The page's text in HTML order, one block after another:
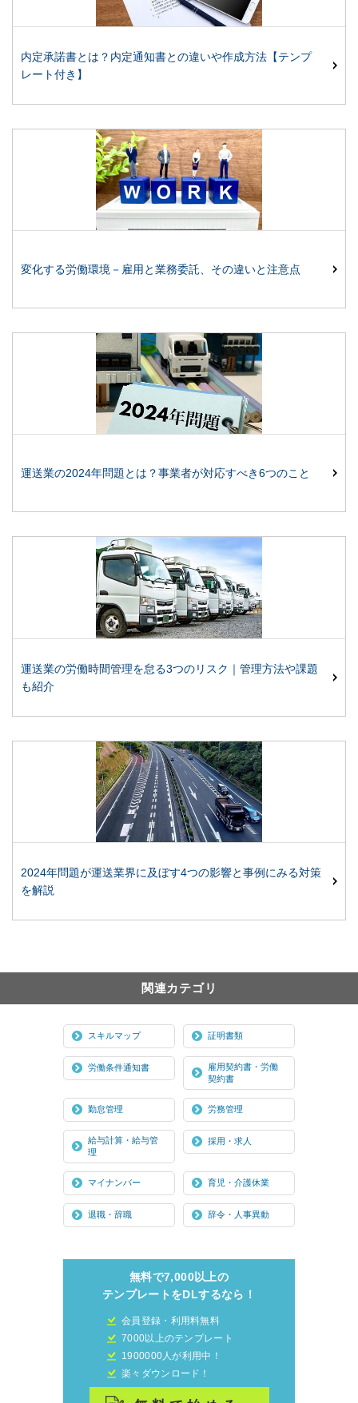
内定承諾書とは？内定通知書との違いや作成方法【テンプ
レート付き】
変化する労働環境－雇用と業務委託、その違いと注意点
運送業の2024年問題とは？事業者が対応すべき6つのこと
運送業の労働時間管理を怠る3つのリスク｜管理方法や課題
も紹介
2024年問題が運送業界に及ぼす4つの影響と事例にみる対策
を解説
関連カテゴリ
スキルマップ 証明書類
労働条件通知書
雇用契約書・労働
契約書
勤怠管理 労務管理
給与計算・給与管
理
採用・求人
マイナンバー 育児・介護休業
退職・辞職 辞令・人事異動
無料で7,000以上の
テンプレートをDLするなら！
会員登録・利用料無料
7000以上のテンプレート
1900000人が利用中！
楽々ダウンロード！